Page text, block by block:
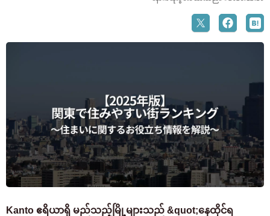
Kanto ဧရိယာရှိ မည်သည့်မြို့များသည် &quot;နေထိုင်ရ